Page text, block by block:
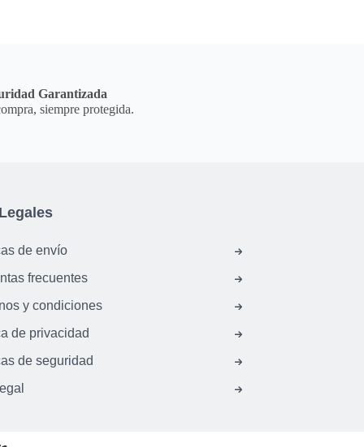
Garantizada
siempre protegida.
de envío
frecuentes
y condiciones
de privacidad
de seguridad